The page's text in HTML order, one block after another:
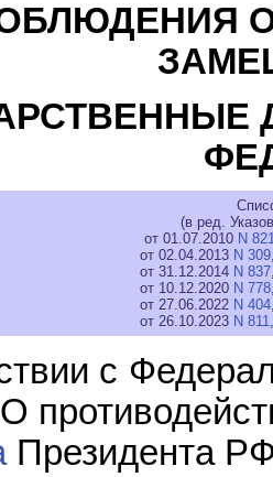
(в ред.
от 01.07.2010 N
от 02.04.2013 N 309
от 31.12.2014 N 837
от 10.12.2020 N 778
от 27.06.2022 N 404
от 26.10.2023 N 811
с
Президента